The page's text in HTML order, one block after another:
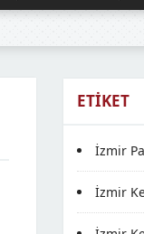
ETIKET
İzmir
İzmir